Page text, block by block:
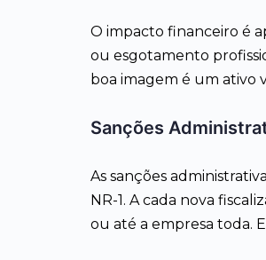
O impacto financeiro é
ou esgotamento
boa imagem é um ativo
Sanções
As sanções
NR-1. A cada nova
ou até a empresa toda.